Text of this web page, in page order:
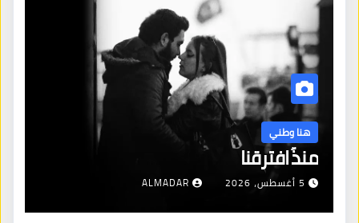
هنا وطني
منذُ افترقنا
5 أغسطس، 2026 ALMADAR